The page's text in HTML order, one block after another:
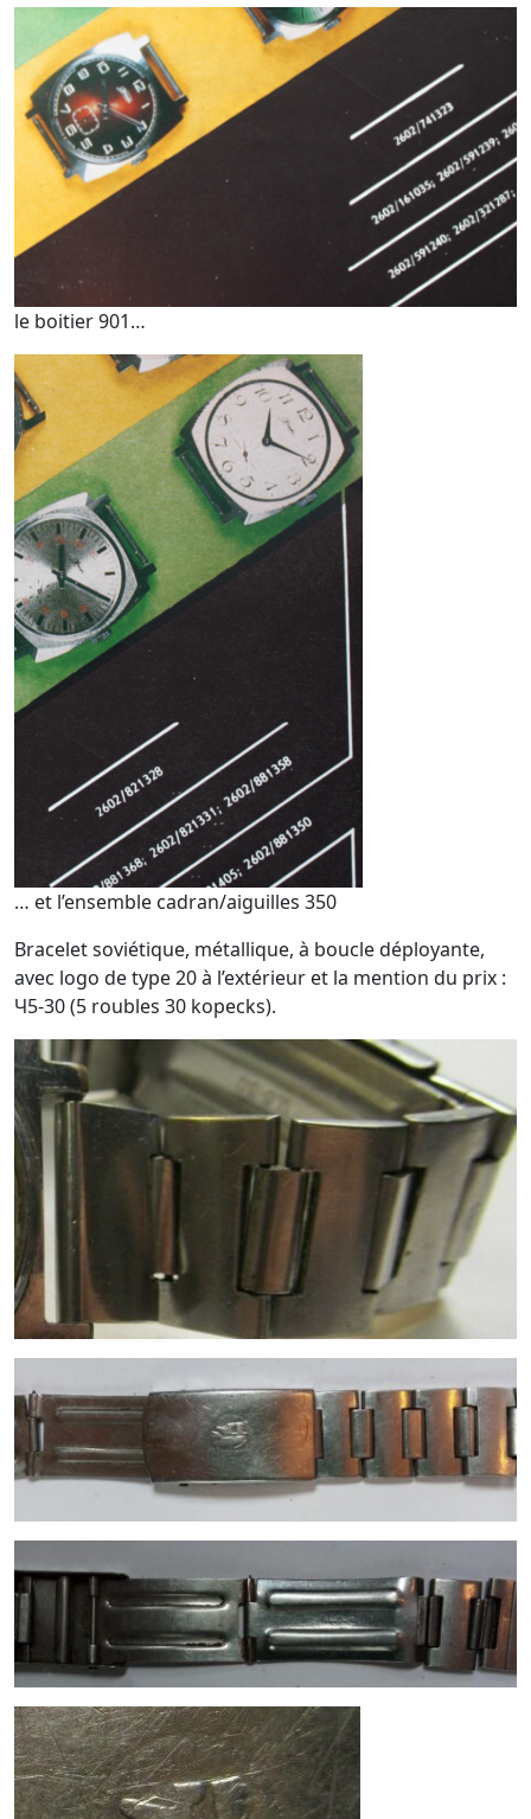
le boitier 901…
… et l’ensemble cadran/aiguilles 350
Bracelet soviétique, métallique, à boucle déployante,
avec logo de type 20 à l’extérieur et la mention du prix :
Ч5-30 (5 roubles 30 kopecks).